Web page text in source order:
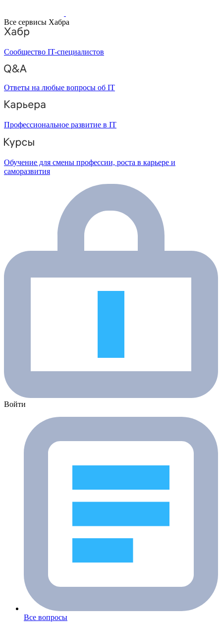
Все сервисы Хабра
Сообщество IT-специалистов
Ответы на любые вопросы об IT
Профессиональное развитие в IT
Обучение для смены профессии, роста в карьере и
саморазвития
Войти
Все вопросы